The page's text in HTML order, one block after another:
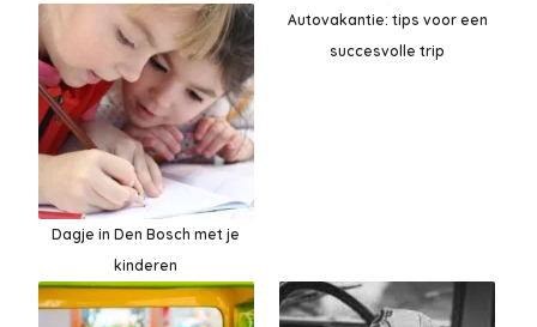
Dagje in Den Bosch met je
kinderen
Autovakantie: tips voor een
succesvolle trip